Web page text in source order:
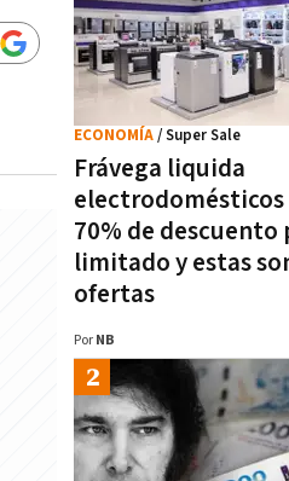
Frávega liquida
electrodomésticos
70% de
limitado y estas
ofertas
ECONOMÍA/ Super Sale
Por NB